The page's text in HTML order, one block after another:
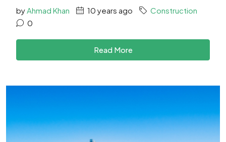
by Ahmad Khan 10 years ago
Construction
0
Read More